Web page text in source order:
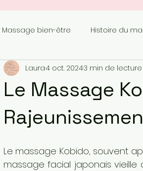
Massage bien-être Histoire du
Le Massage
Laura4 oct. 20243 min de lecture
Le massage Kobido, souvent
massage facial japonais vieille